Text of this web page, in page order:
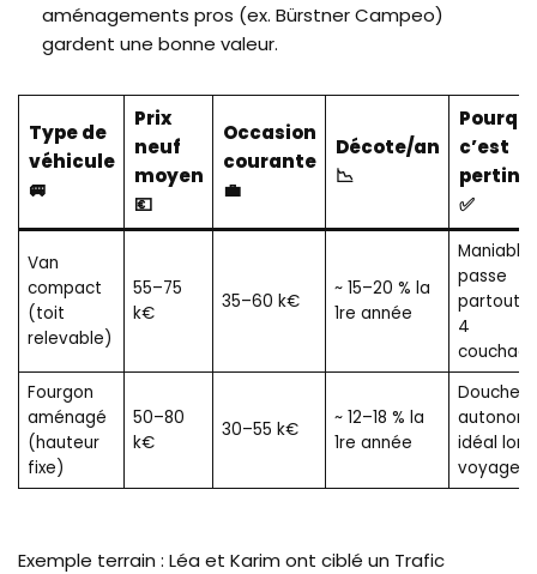
aménagements pros (ex. Bürstner Campeo)
gardent une bonne valeur.
Type de
véhicule
🚐
Prix
neuf
moyen
💶
Occasion
courante
💼
Décote/an
📉
c’est
✅
Van
compact
(toit
relevable)
55–75
k€
35–60 k€
~ 15–20 % la
1re année
Maniable,
passe
partout,
4
Fourgon
aménagé
(hauteur
fixe)
50–80
k€
30–55 k€
~ 12–18 % la
1re année
Douche/
idéal long
voyage
Exemple terrain : Léa et Karim ont ciblé un Trafic